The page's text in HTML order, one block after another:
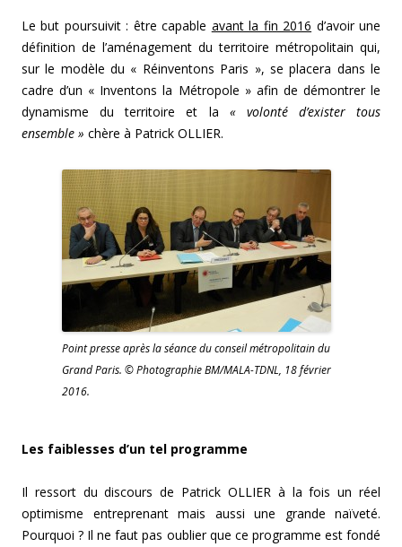
Le but poursuivit : être capable avant la fin 2016 d’avoir une
définition de l’aménagement du territoire métropolitain qui,
sur le modèle du « Réinventons Paris », se placera dans le
cadre d’un « Inventons la Métropole » afin de démontrer le
dynamisme du territoire et la « volonté d’exister tous
ensemble » chère à Patrick OLLIER.
Point presse après la séance du conseil métropolitain du
Grand Paris. © Photographie BM/MALA-TDNL, 18 février
2016.
Les faiblesses d’un tel programme
Il ressort du discours de Patrick OLLIER à la fois un réel
optimisme entreprenant mais aussi une grande naïveté.
Pourquoi ? Il ne faut pas oublier que ce programme est fondé